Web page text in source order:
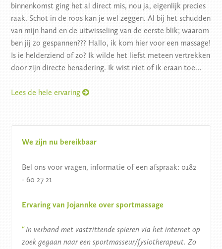
binnenkomst ging het al direct mis, nou ja, eigenlijk precies
raak. Schot in de roos kan je wel zeggen. Al bij het schudden
van mijn hand en de uitwisseling van de eerste blik; waarom
ben jij zo gespannen??? Hallo, ik kom hier voor een massage!
Is ie helderziend of zo? Ik wilde het liefst meteen vertrekken
door zijn directe benadering. Ik wist niet of ik eraan toe…
Lees de hele ervaring
We zijn nu bereikbaar
Bel ons voor vragen, informatie of een afspraak: 0182
- 60 27 21
Ervaring van Jojannke over sportmassage
In verband met vastzittende spieren via het internet op
zoek gegaan naar een sportmasseur/fysiotherapeut. Zo